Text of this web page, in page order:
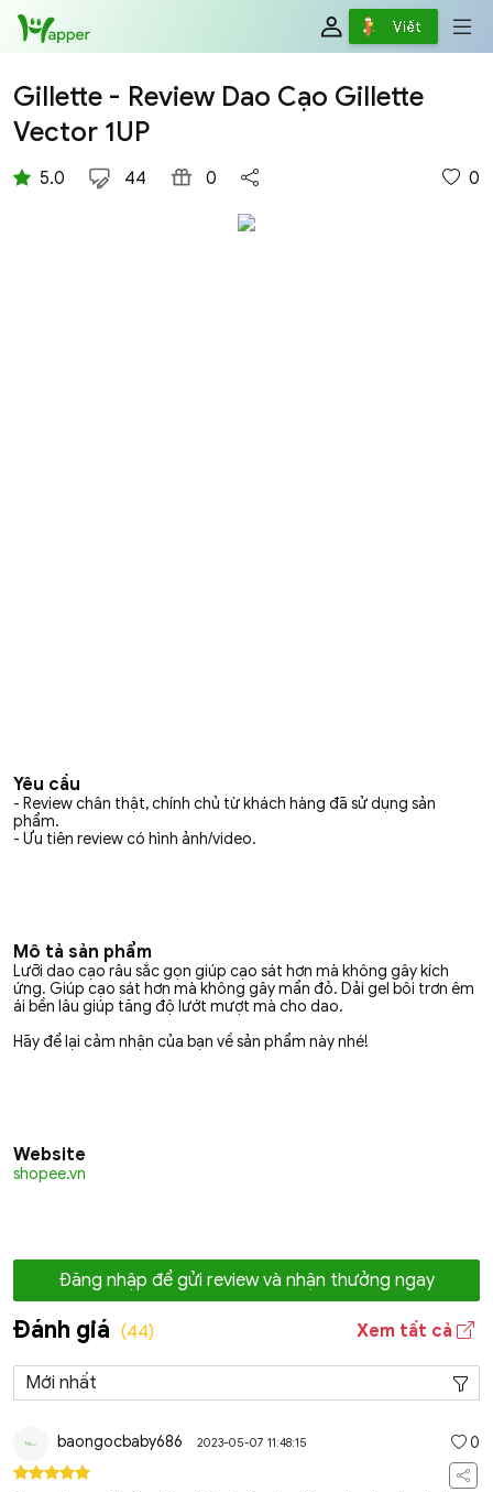
Viết
Review
Gillette - Review Dao Cạo Gillette
Vector 1UP
5.0 44 0 0
Yêu cầu
- Review chân thật, chính chủ từ khách hàng đã sử dụng sản
phẩm.
- Ưu tiên review có hình ảnh/video.
Mô tả sản phẩm
Lưỡi dao cạo râu sắc gọn giúp cạo sát hơn mà không gây kích
ứng. Giúp cạo sát hơn mà không gây mẩn đỏ. Dải gel bôi trơn êm
ái bền lâu giúp tăng độ lướt mượt mà cho dao.
Hãy để lại cảm nhận của bạn về sản phẩm này nhé!
Website
shopee.vn
Đăng nhập để gửi review và nhận thưởng ngay
Đánh giá (44) Xem tất cả
baongocbaby686 2023-05-07 11:48:15 0